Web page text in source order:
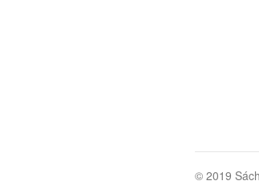
© 2019